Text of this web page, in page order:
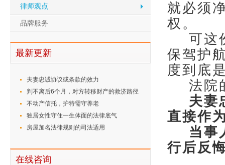
律师观点
品牌服务
最新更新
夫妻忠诚协议或条款的效力
判不离后6个月，对方转移财产的救济路径
不动产信托，护特需守养老
独居女性守住一生体面的法律底气
房屋加名法律规则的司法适用
在线咨询
就必须
权。
可这
保驾护
度到底
法院
夫妻
直接作
当事
行后反